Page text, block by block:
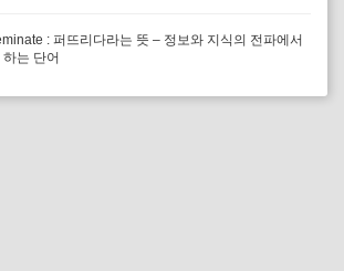
: 퍼뜨리다라는 뜻 – 정보와 지식의 전파에서
는 단어